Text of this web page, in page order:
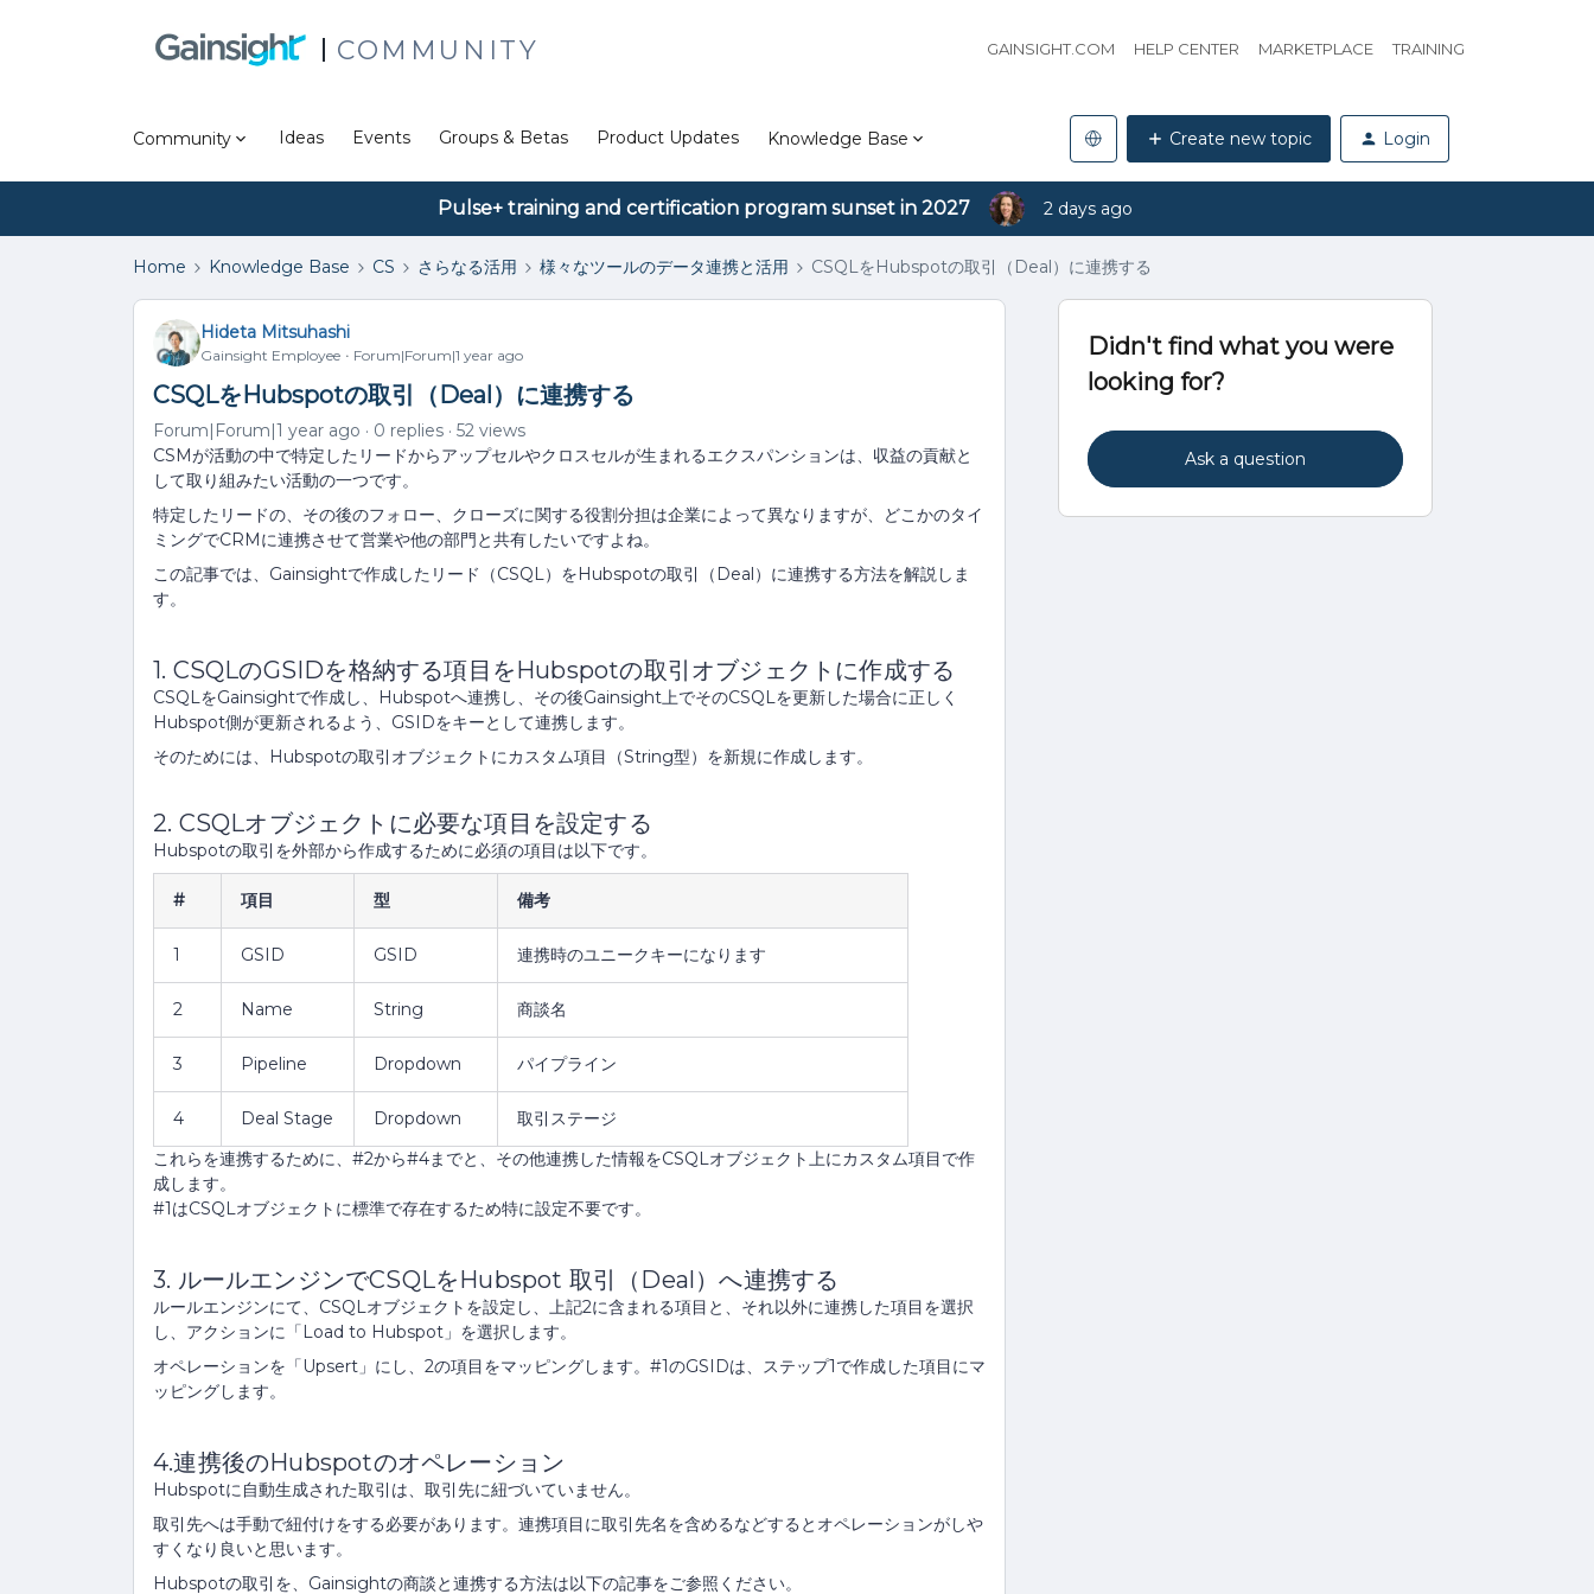
COMMUNITY GAINSIGHT.COM HELP CENTER MARKETPLACE TRAINING
Community Ideas Events Groups & Betas Product Updates Knowledge Base Create new topic Login
Pulse+ training and certification program sunset in 2027 2 days ago
Home Knowledge Base CS さらなる活用 様々なツールのデータ連携と活用 CSQLをHubspotの取引（Deal）に連携する
Hideta Mitsuhashi
Gainsight Employee Forum|Forum|1 year ago
CSQLをHubspotの取引（Deal）に連携する
Forum|Forum|1 year ago 0 replies
52 views
CSMが活動の中で特定したリードからアップセルやクロスセルが生まれるエクスパンションは、収益の貢献と
して取り組みたい活動の一つです。
特定したリードの、その後のフォロー、クローズに関する役割分担は企業によって異なりますが、どこかのタイ
ミングでCRMに連携させて営業や他の部門と共有したいですよね。
この記事では、Gainsightで作成したリード（CSQL）をHubspotの取引（Deal）に連携する方法を解説しま
す。
1. CSQLのGSIDを格納する項目をHubspotの取引オブジェクトに作成する
CSQLをGainsightで作成し、Hubspotへ連携し、その後Gainsight上でそのCSQLを更新した場合に正しく
Hubspot側が更新されるよう、GSIDをキーとして連携します。
そのためには、Hubspotの取引オブジェクトにカスタム項目（String型）を新規に作成します。
2. CSQLオブジェクトに必要な項目を設定する
Hubspotの取引を外部から作成するために必須の項目は以下です。
# 項目 型 備考
1 GSID GSID 連携時のユニークキーになります
2 Name String 商談名
3 Pipeline Dropdown パイプライン
4 Deal Stage Dropdown
取引ステージ
これらを連携するために、#2から#4までと、その他連携した情報をCSQLオブジェクト上にカスタム項目で作
成します。
#1はCSQLオブジェクトに標準で存在するため特に設定不要です。
3. ルールエンジンでCSQLをHubspot 取引（Deal）へ連携する
ルールエンジンにて、CSQLオブジェクトを設定し、上記2に含まれる項目と、それ以外に連携した項目を選択
し、アクションに「Load to Hubspot」を選択します。
オペレーションを「Upsert」にし、2の項目をマッピングします。#1のGSIDは、ステップ1で作成した項目にマ
ッピングします。
4.連携後のHubspotのオペレーション
Hubspotに自動生成された取引は、取引先に紐づいていません。
取引先へは手動で紐付けをする必要があります。連携項目に取引先名を含めるなどするとオペレーションがしや
すくなり良いと思います。
Hubspotの取引を、Gainsightの商談と連携する方法は以下の記事をご参照ください。
Didn't find what you were
looking for?
Ask a question